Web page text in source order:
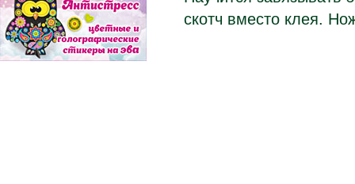
скотч вместо клея.